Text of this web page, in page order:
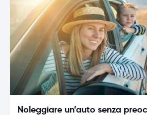
Noleggiare un’auto senza